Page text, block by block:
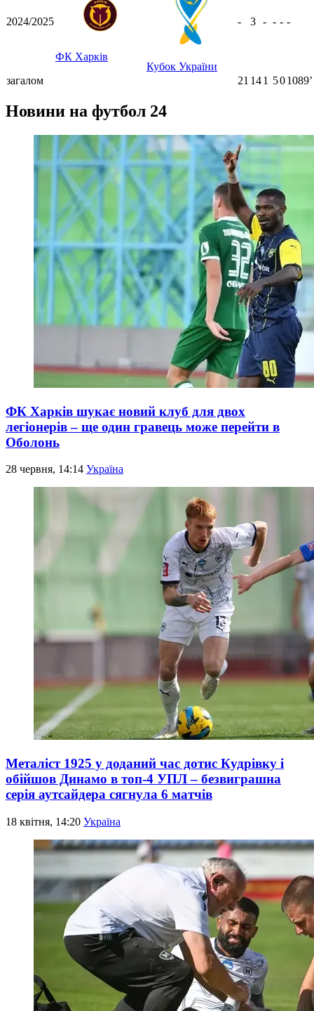
2024/2025
ФК Харків
Кубок України
- 3 - - - -
загалом 21 141 501089ʼ
Новини на футбол 24
ФК Харків шукає новий клуб для двох
легіонерів – ще один гравець може перейти в
Оболонь
28 червня, 14:14 Україна
Металіст 1925 у доданий час дотис Кудрівку і
обійшов Динамо в топ-4 УПЛ – безвиграшна
серія аутсайдера сягнула 6 матчів
18 квітня, 14:20 Україна